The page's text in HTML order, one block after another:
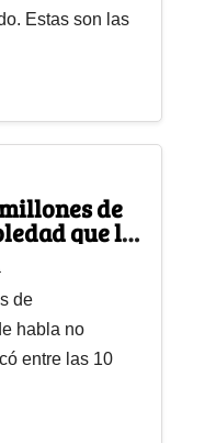
Estas son las
de
que le
de
habla no
entre las 10